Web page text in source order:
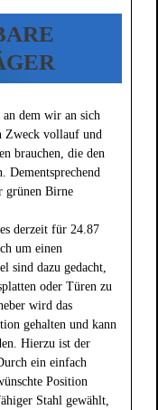
dem wir an sich
Zweck vollauf und
brauchen, die den
Dementsprechend
grünen Birne
derzeit für 24.87
um einen
sind dazu gedacht,
oder Türen zu
wird das
gehalten und kann
Hierzu ist der
ein einfach
Position
Stahl gewählt,